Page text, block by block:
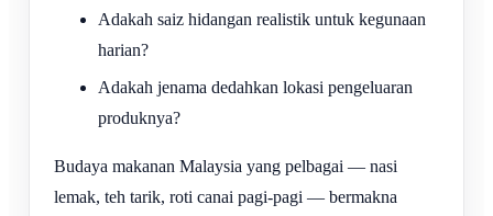
Adakah saiz hidangan realistik untuk kegunaan
harian?
Adakah jenama dedahkan lokasi pengeluaran
produknya?
Budaya makanan Malaysia yang pelbagai — nasi
lemak, teh tarik, roti canai pagi-pagi — bermakna